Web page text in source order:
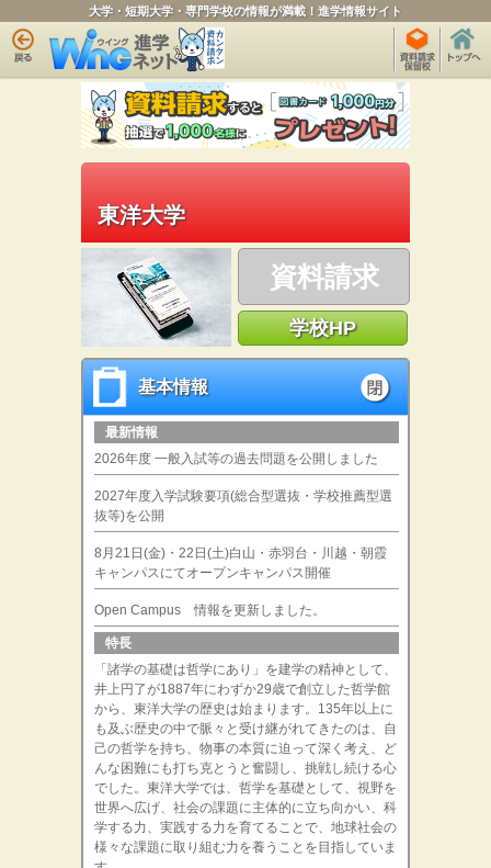
大学・短期大学・専門学校の情報が満載！進学情報サイト
東洋大学
資料請求
学校HP
基本情報
基本情報
最新情報
2026年度 一般入試等の過去問題を公開しました
2027年度入学試験要項(総合型選抜・学校推薦型選
抜等)を公開
8月21日(金)・22日(土)白山・赤羽台・川越・朝霞
キャンパスにてオープンキャンパス開催
Open Campus 情報を更新しました。
特長
「諸学の基礎は哲学にあり」を建学の精神として、
井上円了が1887年にわずか29歳で創立した哲学館
から、東洋大学の歴史は始まります。135年以上に
も及ぶ歴史の中で脈々と受け継がれてきたのは、自
己の哲学を持ち、物事の本質に迫って深く考え、ど
んな困難にも打ち克とうと奮闘し、挑戦し続ける心
でした。東洋大学では、哲学を基礎として、視野を
世界へ広げ、社会の課題に主体的に立ち向かい、科
学する力、実践する力を育てることで、地球社会の
様々な課題に取り組む力を養うことを目指していま